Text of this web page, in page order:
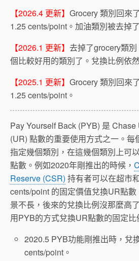
【2026.4 更新】 Grocery 類別回來
1.25 cents/point。加油類別被去掉
【2026.1 更新】 去掉了grocery類
個比較好用的類別了。兌換比例依
【2025.1 更新】 Grocery 類別回來
1.25 cents/point。
Pay Yourself Back (PYB) 是
(UR) 點數的重要使用方式之一。每
指定幾個類別，在這幾個類別上可
點數。例如2020年剛推出的時候，
Reserve (CSR) 持有者可以在超市
cents/point 的固定價值兌換UR點
景不長，後來的兌換比例沒那麼高
用PYB的方式兌換UR點數的固定比
2020.5 PYB功能剛推出時，兌
cents/point。